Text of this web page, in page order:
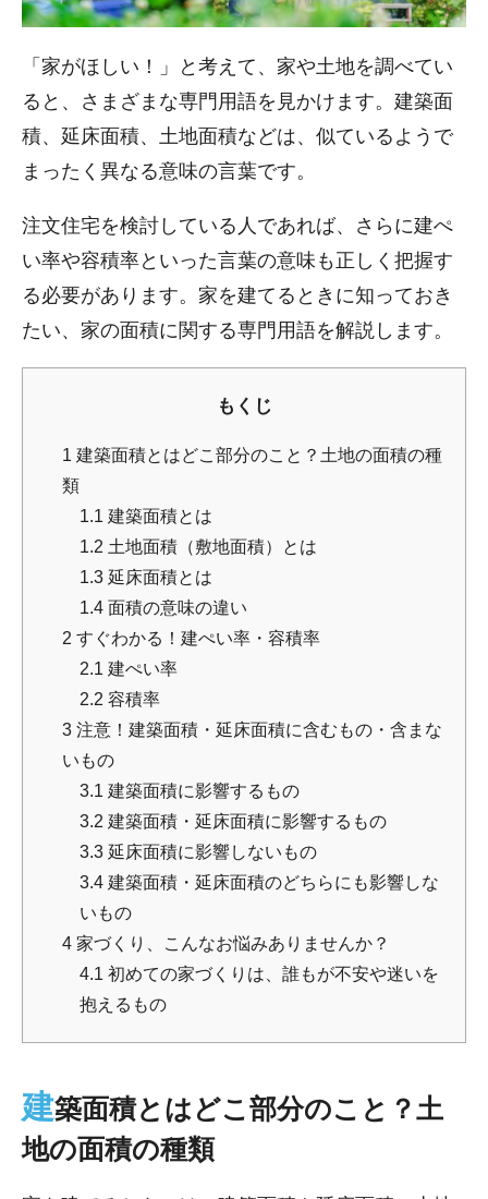
「家がほしい！」と考えて、家や土地を調べてい
ると、さまざまな専門用語を見かけます。建築面
積、延床面積、土地面積などは、似ているようで
まったく異なる意味の言葉です。
注文住宅を検討している人であれば、さらに建ぺ
い率や容積率といった言葉の意味も正しく把握す
る必要があります。家を建てるときに知っておき
たい、家の面積に関する専門用語を解説します。
もくじ
1 建築面積とはどこ部分のこと？土地の面積の種
類
1.1 建築面積とは
1.2 土地面積（敷地面積）とは
1.3 延床面積とは
1.4 面積の意味の違い
2 すぐわかる！建ぺい率・容積率
2.1 建ぺい率
2.2 容積率
3 注意！建築面積・延床面積に含むもの・含まな
いもの
3.1 建築面積に影響するもの
3.2 建築面積・延床面積に影響するもの
3.3 延床面積に影響しないもの
3.4 建築面積・延床面積のどちらにも影響しな
いもの
4 家づくり、こんなお悩みありませんか？
4.1 初めての家づくりは、誰もが不安や迷いを
抱えるもの
建築面積とはどこ部分のこと？土
地の面積の種類